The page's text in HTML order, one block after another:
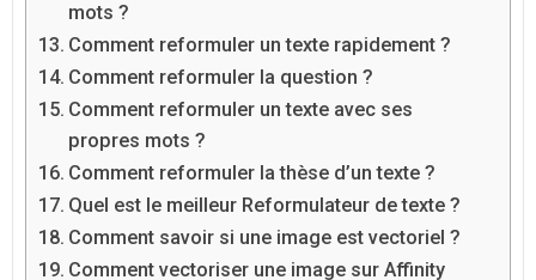
mots ?
Comment reformuler un texte rapidement ?
Comment reformuler la question ?
Comment reformuler un texte avec ses
propres mots ?
Comment reformuler la thèse d’un texte ?
Quel est le meilleur Reformulateur de texte ?
Comment savoir si une image est vectoriel ?
Comment vectoriser une image sur Affinity